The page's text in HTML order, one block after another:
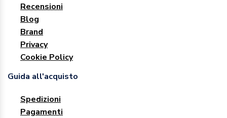
Recensioni
Blog
Brand
Privacy
Cookie Policy
Guida all'acquisto
Spedizioni
Pagamenti